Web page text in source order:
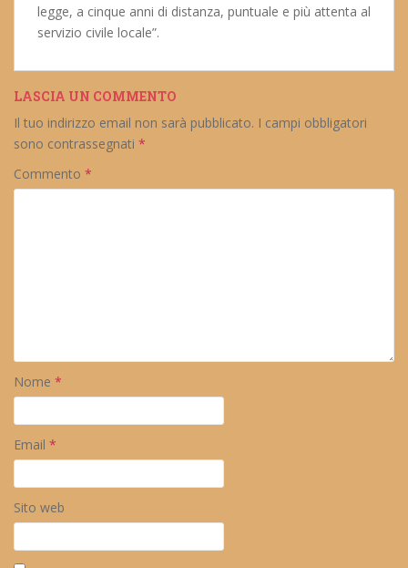
legge, a cinque anni di distanza, puntuale e più attenta al
servizio civile locale”.
LASCIA UN COMMENTO
Il tuo indirizzo email non sarà pubblicato. I campi obbligatori
sono contrassegnati *
Commento *
Nome *
Email *
Sito web